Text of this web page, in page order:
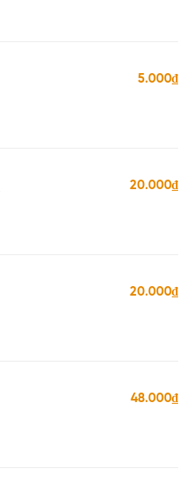
5.000₫
20.000₫
20.000₫
48.000₫